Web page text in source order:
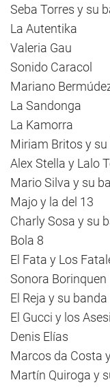
Seba Torres y su
La Autentika
Valeria Gau
Sonido Caracol
Mariano
La Sandonga
La Kamorra
Miriam Britos y su
Alex Stella y Lalo
Mario Silva y su
Majo y la del 13
Charly Sosa y su
Bola 8
El Fata y Los
Sonora Borinquen
El Reja y su banda
El Gucci y los
Denis Elías
Marcos da Costa
Martín Quiroga y